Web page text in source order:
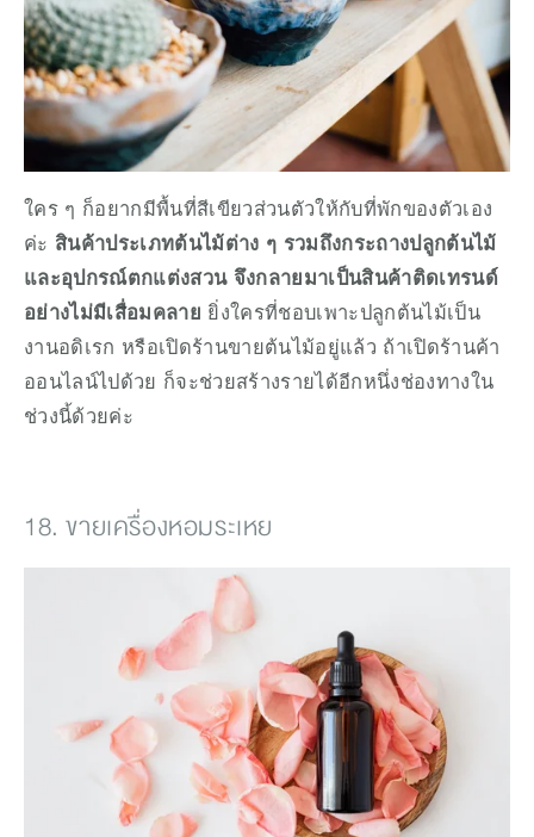
ใคร ๆ ก็อยากมีพื้นที่สีเขียวส่วนตัวให้กับที่พักของตัวเอง
ค่ะ สินค้าประเภทต้นไม้ต่าง ๆ รวมถึงกระถางปลูกต้นไม้
และอุปกรณ์ตกแต่งสวน จึงกลายมาเป็นสินค้าติดเทรนด์
อย่างไม่มีเสื่อมคลาย ยิ่งใครที่ชอบเพาะปลูกต้นไม้เป็น
งานอดิเรก หรือเปิดร้านขายต้นไม้อยู่แล้ว ถ้าเปิดร้านค้า
ออนไลน์ไปด้วย ก็จะช่วยสร้างรายได้อีกหนึ่งช่องทางใน
ช่วงนี้ด้วยค่ะ
18. ขายเครื่องหอมระเหย